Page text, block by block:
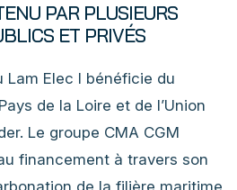
PAR PLUSIEURS
ET PRIVÉS
Lam Elec I bénéficie du
de la Loire et de l’Union
Le groupe CMA CGM
financement à travers son